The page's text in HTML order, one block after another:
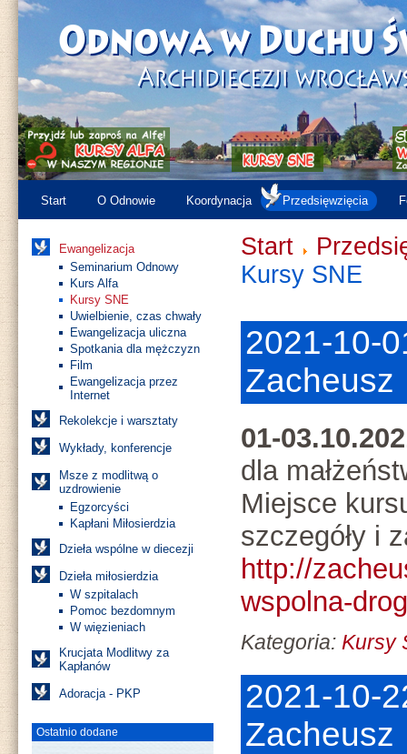
Start O Odnowie Koordynacja Przedsięwzięcia
Ewangelizacja
Seminarium Odnowy
Kurs Alfa
Kursy SNE
Uwielbienie, czas chwały
Ewangelizacja uliczna
Spotkania dla mężczyzn
Film
Ewangelizacja przez
Internet
Rekolekcje i warsztaty
Wykłady, konferencje
Msze z modlitwą o
uzdrowienie
Egzorcyści
Kapłani Miłosierdzia
Dzieła wspólne w diecezji
Dzieła miłosierdzia
W szpitalach
Pomoc bezdomnym
W więzieniach
Krucjata Modlitwy za
Kapłanów
Adoracja - PKP
Ostatnio dodane
Start
Kursy SNE
2021-10-
Zacheusz
01-
dla
Miejsce
szczegóły i
http://
wspolna-
Kategoria: Kursy
2021-10-
Zacheusz